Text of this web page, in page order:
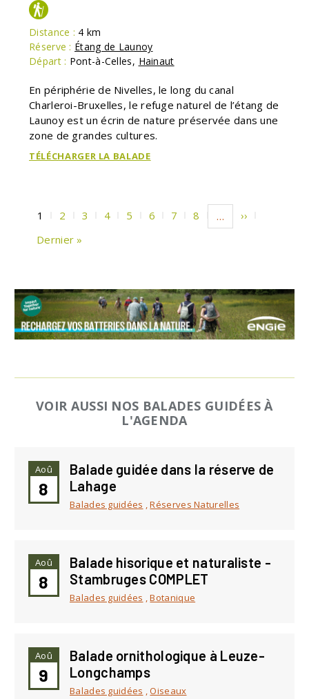
Distance : 4 km
Réserve : Étang de Launoy
Départ : Pont-à-Celles, Hainaut
En périphérie de Nivelles, le long du canal
Charleroi-Bruxelles, le refuge naturel de l’étang de
Launoy est un écrin de nature préservée dans une
zone de grandes cultures.
TÉLÉCHARGER LA BALADE
Page
1 Page
2 Page
3 Page
4 Page
5 Page
6 Page
7 Page
8 …
Page
››
Dernière
Dernier »
VOIR AUSSI NOS BALADES GUIDÉES À
L'AGENDA
Aoû
8
Balade guidée dans la réserve de
Lahage
Balades guidées ,Réserves Naturelles
Aoû
8
Balade hisorique et naturaliste -
Stambruges COMPLET
Balades guidées ,Botanique
Aoû
9
Balade ornithologique à Leuze-
Longchamps
Balades guidées ,Oiseaux